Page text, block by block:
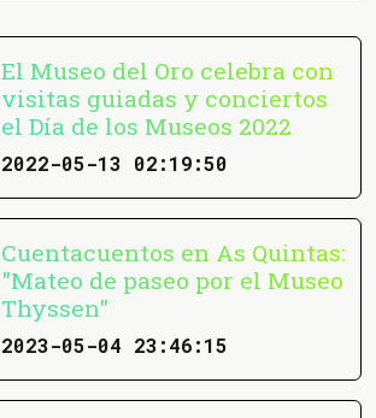
El Museo del Oro celebra con
visitas guiadas y conciertos
el Día de los Museos 2022
2022-05-13 02:19:50
Cuentacuentos en As Quintas:
"Mateo de paseo por el Museo
Thyssen"
2023-05-04 23:46:15